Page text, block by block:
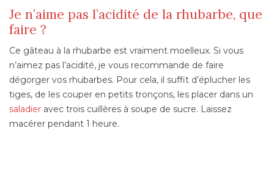
Je n’aime pas l’acidité de la rhubarbe, que
faire ?
Ce gâteau à la rhubarbe est vraiment moelleux. Si vous
n’aimez pas l’acidité, je vous recommande de faire
dégorger vos rhubarbes. Pour cela, il suffit d’éplucher les
tiges, de les couper en petits tronçons, les placer dans un
saladier avec trois cuillères à soupe de sucre. Laissez
macérer pendant 1 heure.